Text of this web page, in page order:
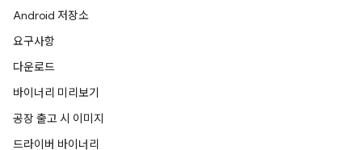
Android 저장소
요구사항
다운로드
바이너리 미리보기
공장 출고 시 이미지
드라이버 바이너리